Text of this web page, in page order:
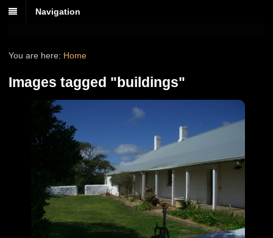
Navigation
You are here: Home
Images tagged "buildings"